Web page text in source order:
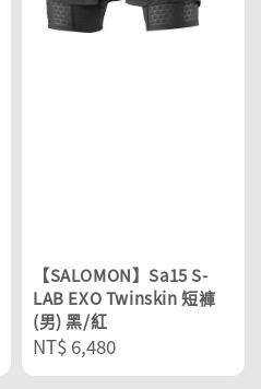
【SALOMON】Sa15 S-
LAB EXO Twinskin 短褲
(男) 黑/紅
Regular
price
NT$ 6,480